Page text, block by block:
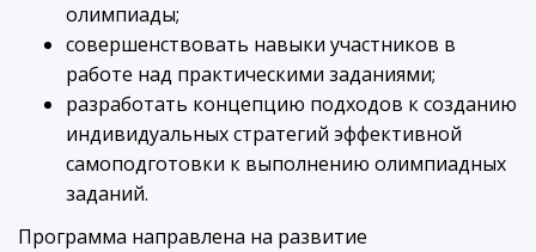
олимпиады;
совершенствовать навыки участников в
работе над практическими заданиями;
разработать концепцию подходов к созданию
индивидуальных стратегий эффективной
самоподготовки к выполнению олимпиадных
заданий.
Программа направлена на развитие